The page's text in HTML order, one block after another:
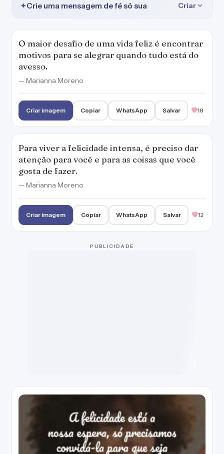
✦Crie uma mensagem de fé só sua Criar
O maior desafio de uma vida feliz é encontrar
motivos para se alegrar quando tudo está do
avesso.
— Marianna Moreno
Criar imagem Copiar WhatsApp Salvar 18
Para viver a felicidade intensa, é preciso dar
atenção para você e para as coisas que você
gosta de fazer.
— Marianna Moreno
Criar imagem Copiar WhatsApp Salvar 12
Criar imagem Copiar WhatsApp
Viver feliz é também aceitar que temos